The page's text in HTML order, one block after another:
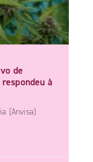
de
à
(Anvisa)